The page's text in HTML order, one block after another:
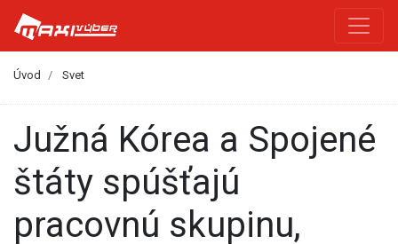
Úvod Svet
Južná Kórea a Spojené
štáty spúšťajú
pracovnú skupinu,